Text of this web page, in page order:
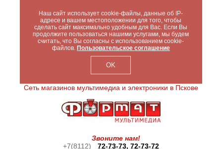
Наш сайт использует cookie-файлы, данные об IP-
адресе и вашем местоположении для того, чтобы
сделать сайт максимально удобным для Вас. Если Вы
продолжите пользоваться нашими услугами, мы будем
считать, что Вы согласны с использованием cookie-
файлов. Пользовательское соглашение
OK
Сеть магазинов мультимедиа и электроники в Пскове
Звоните нам!
+7(8112)
72-73-73, 72-73-72